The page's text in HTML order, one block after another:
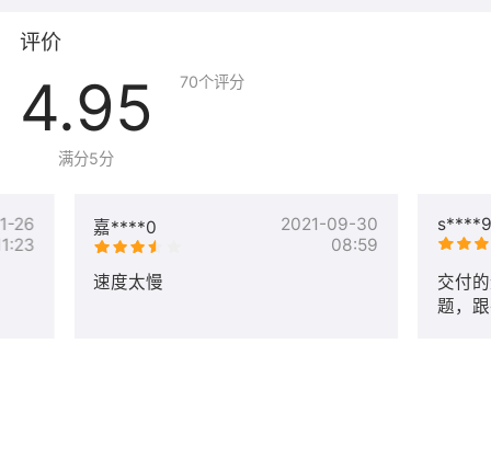
3.证书申请技术辅助服务仅为满足CA要求完成证书申请验证服务，
不具备证书加急签发、证书订单修改等处理权限。订单若因其他非
人为原因导致的不能正常签发，本订单服务需要将服务转出，以解
决此类问题。
注：产品所涵盖服务为图中标识证书产品选购建议、域名
SSL证书初审加急服务
https://market.aliyun.com/products/56842028/
评价
4.95
满分5分
70个评分
嘉****0
2021-09-30
08:59
速度太慢
s****9
交付
题，
26